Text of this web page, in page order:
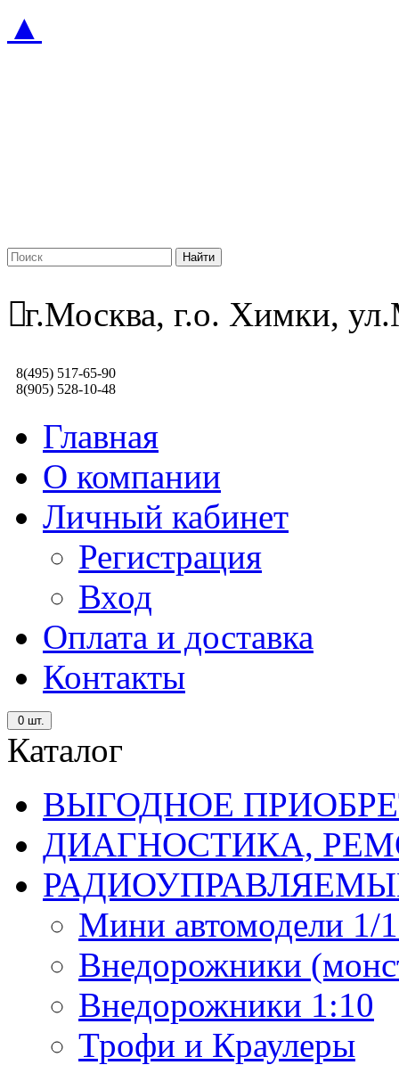
▲
г.Москва, г.о. Химки,
8(495) 517-65-90
8(905) 528-10-48
Главная
О компании
Личный кабинет
Регистрация
Вход
Оплата и доставка
Контакты
0 шт.
Каталог
ВЫГОДНОЕ
ДИАГНОСТИКА,
Мини автомодели 1/
Внедорожники
Внедорожники 1:10
Трофи и Краулеры